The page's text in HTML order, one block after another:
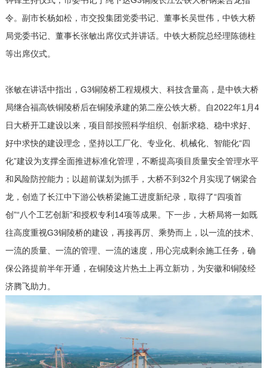
令。副市长杨如松，市交投集团党委书记、董事长吴世伟，中铁大桥
局党委书记、董事长张敏出席仪式并讲话。中铁大桥院总经理陈德柱
等出席仪式。
张敏在讲话中指出，G3铜陵桥工程规模大、科技含量高，是中铁大桥
局继合福高铁铜陵桥后在铜陵承建的第二座公铁大桥。自2022年1月4
日大桥开工建设以来，项目部按照科学组织、创新求稳、稳中求好、
好中求快的建设理念，坚持以工厂化、专业化、机械化、智能化“四
化”建设为支撑全面推进标准化管理，不断提高项目质量安全管理水平
和风险防控能力；以超前谋划为抓手，大桥不到32个月实现了钢梁合
龙，创造了长江中下游公铁桥梁施工进度新纪录，取得了“四项首
创”“八个工艺创新”和授权专利14项等成果。下一步，大桥局将一如既
往高度重视G3铜陵桥的建设，再接再厉、乘势而上，以一流的技术、
一流的质量、一流的管理、一流的速度，用心完成剩余施工任务，确
保公路提前半年开通，在铜陵这片热土上再立新功，为安徽和铜陵经
济腾飞助力。